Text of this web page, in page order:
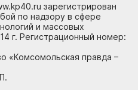
зарегистрирован
по надзору в сфере
и массовых
г. Регистрационный номер:
«Комсомольская правда –